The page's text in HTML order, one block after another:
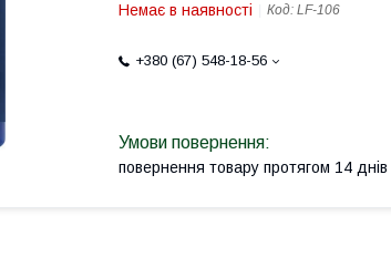
Немає в наявності Код: LF-106
+380 (67) 548-18-56
повернення товару протягом 14 днів